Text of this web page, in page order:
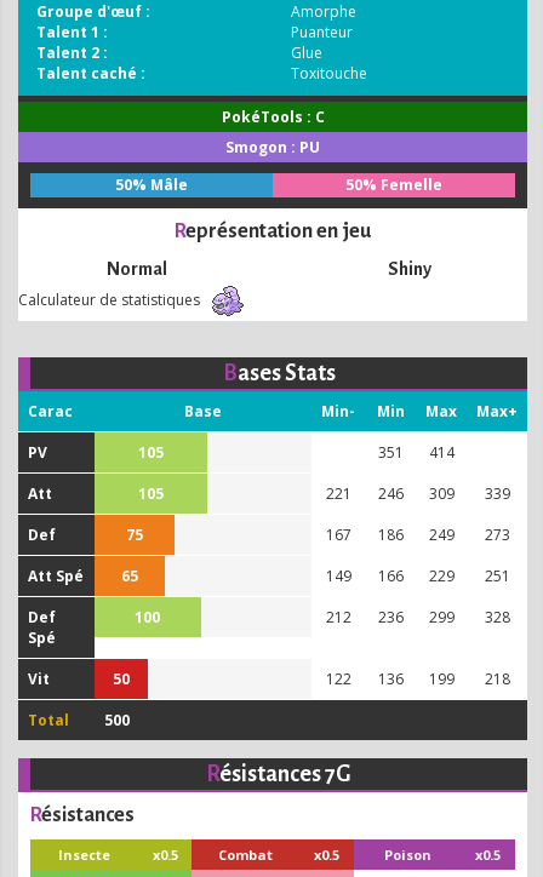
Groupe d'œuf :
Amorphe
Talent 1 :
Puanteur
Talent 2 :
Glue
Talent caché :
Toxitouche
PokéTools : C
Smogon : PU
50% Mâle
50% Femelle
Représentation en jeu
Normal Shiny
Calculateur de statistiques
Bases Stats
Carac Base Min- Min Max
Max+
PV
105 351
414
Att
105 221 246 309
339
Def
75 167 186 249
273
Att Spé
65 149 166 229
251
Def
Spé
100 212 236 299 328
Vit 50 122 136 199
218
Total
500
Résistances 7G
Résistances
Insecte x0.5 Combat x0.5 Poison
x0.5